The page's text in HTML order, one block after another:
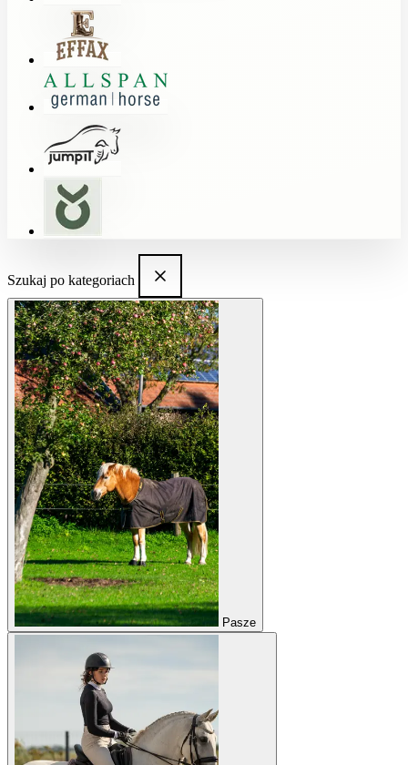
Szukaj po kategoriach
Pasze